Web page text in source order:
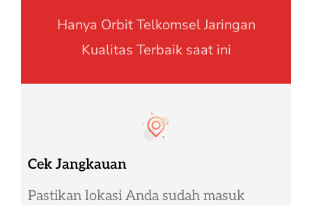
Hanya Orbit Telkomsel Jaringan
Kualitas Terbaik saat ini
Cek Jangkauan
Pastikan lokasi Anda sudah masuk